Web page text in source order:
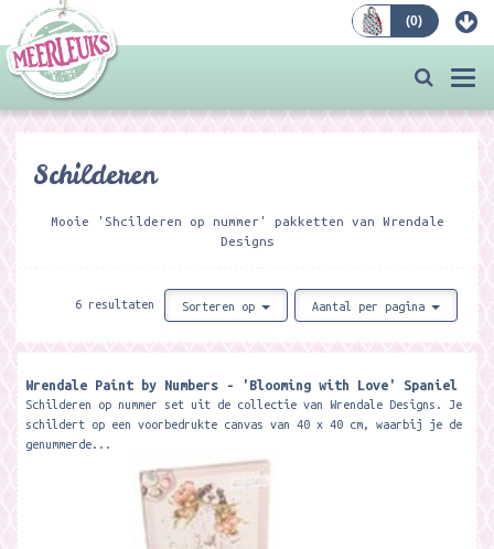
(0)
Schilderen
Mooie 'Shcilderen op nummer' pakketten van Wrendale
Designs
6 resultaten Sorteren op Aantal per pagina
Wrendale Paint by Numbers - 'Blooming with Love' Spaniel
Schilderen op nummer set uit de collectie van Wrendale Designs. Je
schildert op een voorbedrukte canvas van 40 x 40 cm, waarbij je de
genummerde...